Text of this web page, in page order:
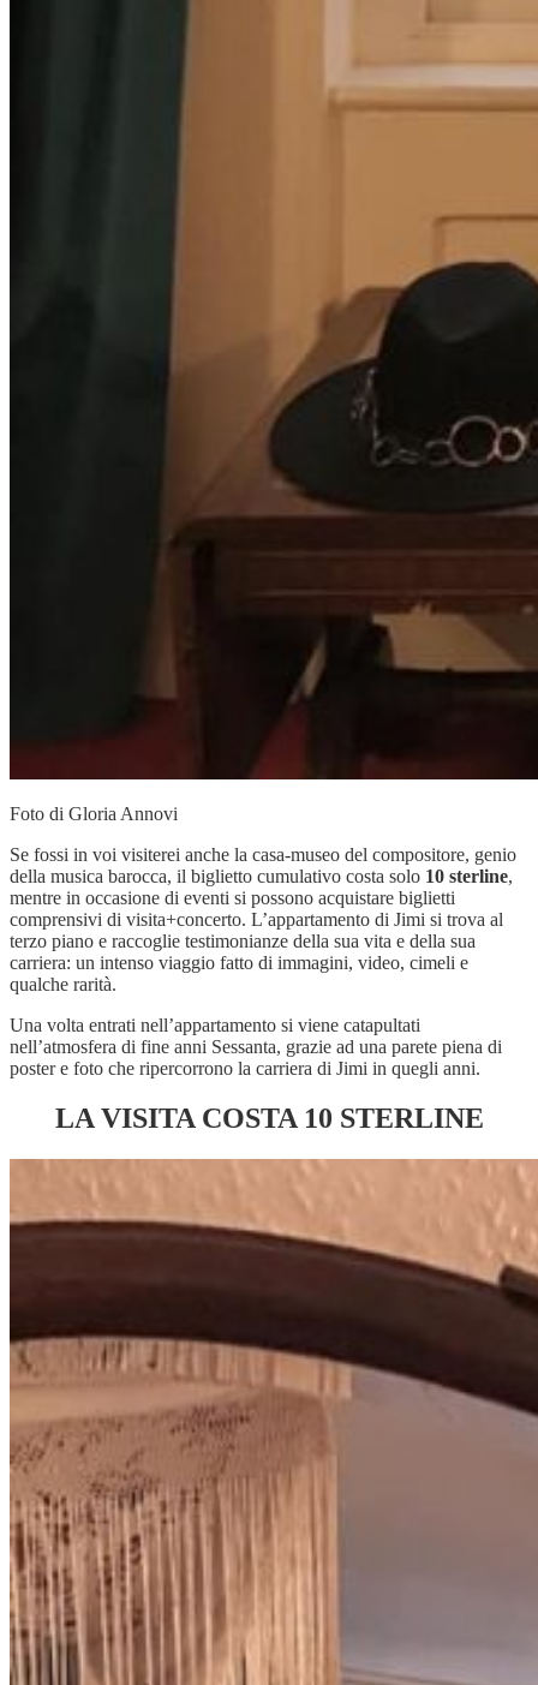
Foto di Gloria Annovi
Se fossi in voi visiterei anche la casa-museo del compositore, genio
della musica barocca, il biglietto cumulativo costa solo 10 sterline,
mentre in occasione di eventi si possono acquistare biglietti
comprensivi di visita+concerto. L’appartamento di Jimi si trova al
terzo piano e raccoglie testimonianze della sua vita e della sua
carriera: un intenso viaggio fatto di immagini, video, cimeli e
qualche rarità.
Una volta entrati nell’appartamento si viene catapultati
nell’atmosfera di fine anni Sessanta, grazie ad una parete piena di
poster e foto che ripercorrono la carriera di Jimi in quegli anni.
LA VISITA COSTA 10 STERLINE